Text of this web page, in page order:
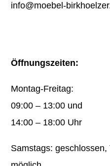
info@moebel-
Öffnungszeiten:
Montag-Freitag:
09:00 – 13:00 und
14:00 – 18:00 Uhr
Samstags: